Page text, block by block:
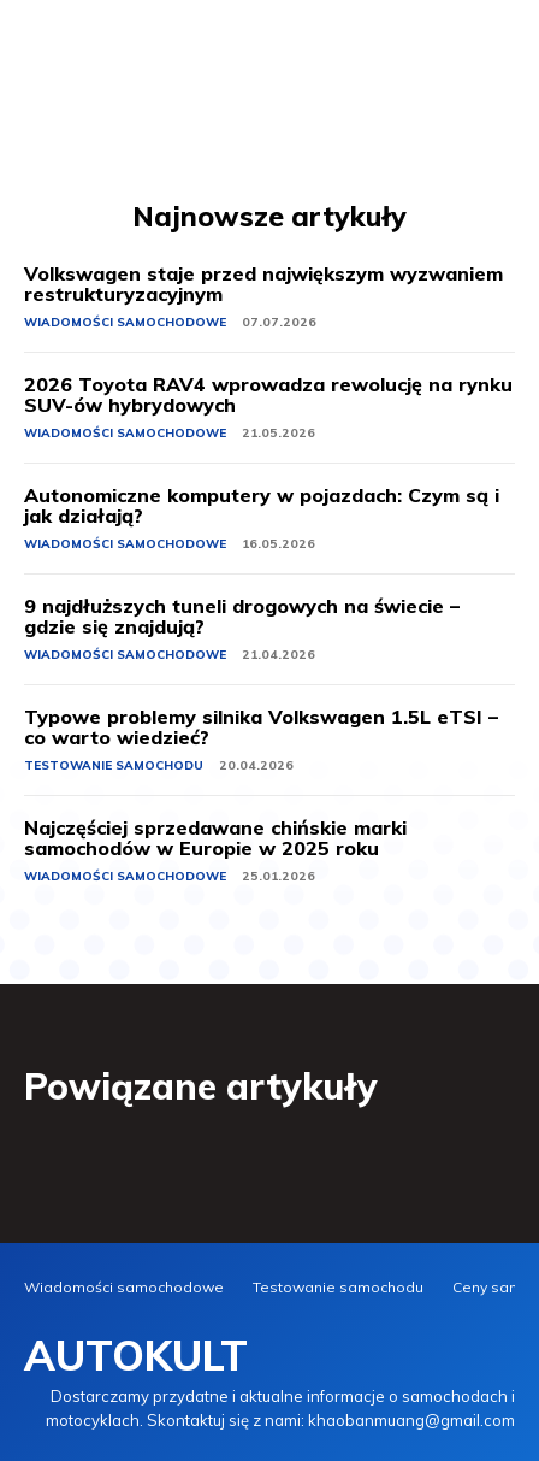
Najnowsze artykuły
Volkswagen staje przed największym wyzwaniem
restrukturyzacyjnym
WIADOMOŚCI SAMOCHODOWE 07.07.2026
2026 Toyota RAV4 wprowadza rewolucję na rynku
SUV-ów hybrydowych
WIADOMOŚCI SAMOCHODOWE 21.05.2026
Autonomiczne komputery w pojazdach: Czym są i
jak działają?
WIADOMOŚCI SAMOCHODOWE 16.05.2026
9 najdłuższych tuneli drogowych na świecie –
gdzie się znajdują?
WIADOMOŚCI SAMOCHODOWE 21.04.2026
Typowe problemy silnika Volkswagen 1.5L eTSI –
co warto wiedzieć?
TESTOWANIE SAMOCHODU 20.04.2026
Najczęściej sprzedawane chińskie marki
samochodów w Europie w 2025 roku
WIADOMOŚCI SAMOCHODOWE 25.01.2026
Powiązane artykuły
Wiadomości samochodowe Testowanie samochodu Ceny
AUTOKULT
Dostarczamy przydatne i aktualne informacje o samochodach i
motocyklach. Skontaktuj się z nami: khaobanmuang@gmail.com